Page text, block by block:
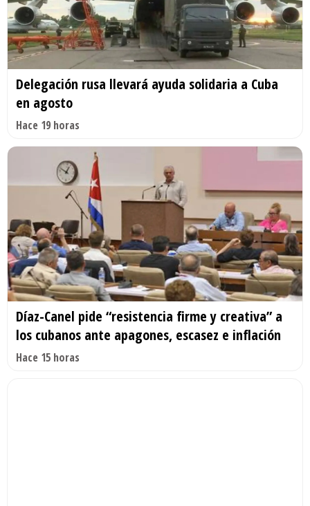
Delegación rusa llevará ayuda solidaria a Cuba
en agosto
Hace 19 horas
Díaz-Canel pide “resistencia firme y creativa” a
los cubanos ante apagones, escasez e inflación
Hace 15 horas